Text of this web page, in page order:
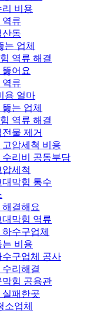
비용
역류
산동
는 업체
역류 해결
어요
역류
용 얼마
는 업체
역류 해결
물 제거
압세척 비용
리비 공동부담
세척
막힘 통수
결해요
막힘 역류
수구업체
비용
구업체 공사
리해결
힘 공용관
패한곳
소업체